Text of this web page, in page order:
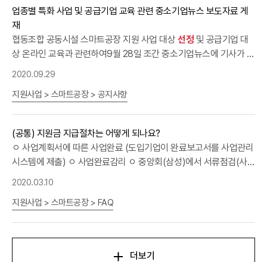
중소기업들의 스마트공장 보급·확산에 큰 도움이 될 것으로 기대된
다”고 밝혔다. □ 한편 중기중앙회는 향후에도 스마트공장을 통한 일
자리 개선, 제조노하우 전수, 판로지원 등의 성과나눔 발표회를 다양
한 방식으로 개최할 예정이며, 상생형 스마트공장 성과나눔 발표회
서 마지막 페이지에 첨부 (별도 양식 없음)-- 관련 문의는 카카오톡
플러스친구 "스마트공장지원실"로 상담하시면 빠르게 처리됩니다.
http://pf.kakao.com/_PQxdHj (클릭하면 브라우져 통해 연결됩니
다)
업종별 특화 사업 및 공급기업 교육 관련 중소기업뉴스 보도자료 게
재
협동조합 공동시설 스마트공장 지원 사업 대상 선정 및 공급기업 대
상 온라인 교육과 관련하여9월 28일 조간 중소기업뉴스에 기사가 게
재되어 이를 공유해드리오니, 많은 관심 부탁드립니다.감사합니다.
2020.09.29
지원사업 > 스마트공장 > 공지사항
(공통) 지원금 지급절차는 어떻게 되나요?
​ㅇ 사업계획서에 따른 사업완료 (도입기업이 완료보고서를 사업관리
시스템에 제출) ㅇ 사업완료감리 ㅇ 중앙회(삼성)에서 서류점검(사
업계획서/선정
2020.03.10
지원사업 > 스마트공장 > FAQ
더보기